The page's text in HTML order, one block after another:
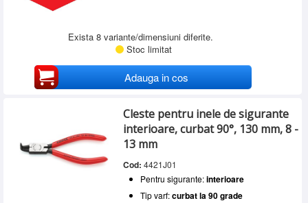
Exista 8 variante/dimensiuni diferite.
Stoc limitat
Adauga in cos
Cleste pentru inele de sigurante
interioare, curbat 90°, 130 mm, 8 -
13 mm
Cod: 4421J01
Pentru sigurante:interioare
Tip varf:curbat la 90 grade